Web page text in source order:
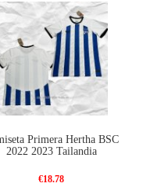
Primera Hertha BSC
2022 2023 Tailandia
€18.78